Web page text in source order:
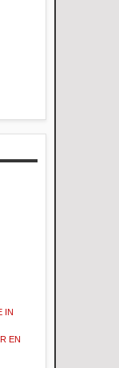
IN
EN